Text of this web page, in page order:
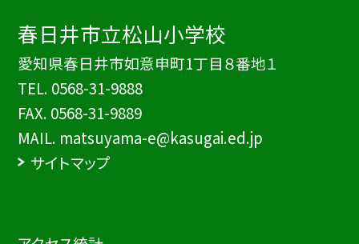
春日井市立松山小学校
愛知県春日井市如意申町1丁目８番地１
TEL. 0568-31-9888
FAX. 0568-31-9889
MAIL. matsuyama-e@kasugai.ed.jp
サイトマップ